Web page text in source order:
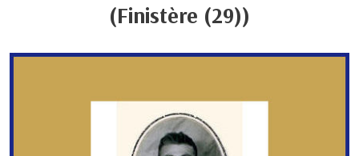
(Finistère (29))